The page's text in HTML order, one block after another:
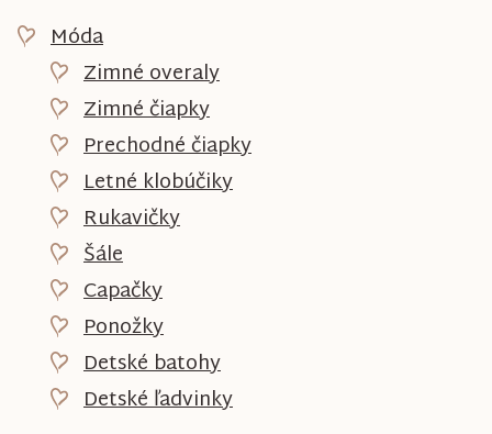
Móda
Zimné overaly
Zimné čiapky
Prechodné čiapky
Letné klobúčiky
Rukavičky
Šále
Capačky
Ponožky
Detské batohy
Detské ľadvinky